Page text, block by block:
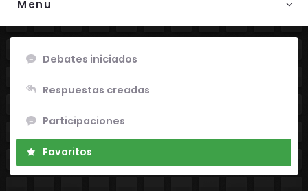
Menu
Debates iniciados
Respuestas creadas
Participaciones
Favoritos